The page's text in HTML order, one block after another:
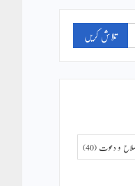
و دعوت (40)